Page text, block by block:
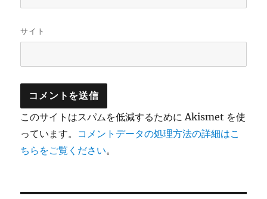
サイト
このサイトはスパムを低減するために Akismet を使
っています。 コメントデータの処理方法の詳細はこ
ちらをご覧ください。